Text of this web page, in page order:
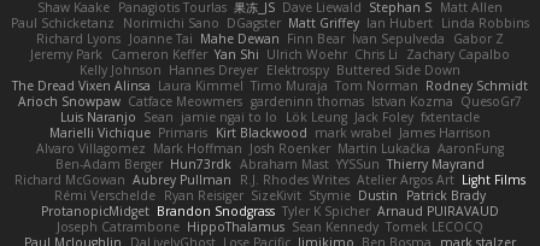
Shaw Kaake Panagiotis Tourlas 果冻_JS Dave Liewald Stephan S Matt Allen
Paul Schicketanz
Norimichi Sano DGagster Matt Griffey Ian Hubert Linda Robbins
Richard Lyons Joanne Tai Mahe Dewan Finn Bear Ivan Sepulveda
Gabor Z
Jeremy Park
Cameron Keffer Yan Shi Ulrich Woehr Chris Li
Zachary Capalbo
Kelly Johnson Hannes Dreyer Elektrospy Buttered Side Down
The Dread Vixen Alinsa Laura Kimmel Timo Muraja Tom Norman Rodney Schmidt
Arioch Snowpaw Catface Meowmers gardeninn thomas Istvan Kozma QuesoGr7
Luis Naranjo Sean jamie ngai to lo Lök Leung Jack Foley fxtentacle
Marielli Vichique Primaris Kirt Blackwood mark wrabel James Harrison
Alvaro Villagomez Mark Hoffman Josh Roenker Martin Lukačka AaronFung
Ben-Adam Berger Hun73rdk Abraham Mast YYSSun Thierry Mayrand
Richard McGowan Aubrey Pullman R.J. Rhodes Writes Atelier Argos Art Light Films
Rémi Verschelde Ryan Reisiger SizeKivit Stymie Dustin
Patrick Brady
ProtanopicMidget Brandon Snodgrass Tyler K Spicher Arnaud PUIRAVAUD
Joseph Catrambone HippoThalamus Sean Kennedy Tomek LECOCQ
Paul Mcloughlin
DaLivelyGhost Lose Pacific Jimikimo Ben Bosma
mark stalzer